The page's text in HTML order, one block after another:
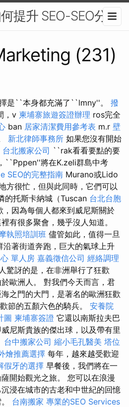
提升 SEO-SEO分析
(231)
是``本身都充滿了``lmny''。 撥
，v 柬埔寨旅遊簽證辦理 ros完全
ban 居家清潔費用參考表 m.r 壁
新北律師事務所 如果您沒有開始
台北搬家公司 ``rak看看要點的要
``Pppen''將在K.zeli群島中考
SEO的完整指南 Murano或Lido
方很忙，但與此同時，它們可以
的托斯卡納城（Tuscan 台北台胞
因為每個人都來到威尼斯關於
有很多聚會，幾乎沒人知道。
執照培訓班 儘管如此，值得一旦
著街道奔跑，巨大的氣球上升
單人房 嘉義徵信公司 經絡調理
驚訝的是，在非洲舉行了狂歡
歐洲人。 對我們今天而言，君
之門的大門，是著名的歐洲狂歡
節的五顏六色的騎兵。 安養院
圖 柬埔寨簽證 它還以南斯拉夫巴
尼斯貴族的傑出球，以及帶有里
台中搬家公司 縮小毛孔醫美 塔位
燴推薦選擇 每年，越來越受歡迎
假牙的選擇 早餐後，我們將在一
開始觀光之旅。 您可以在浪漫
浸在城市的古老和中世紀的回憶
台南搬家 專業的SEO Services